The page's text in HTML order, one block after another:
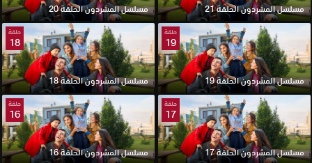
مسلسل المشردون الحلقة 21 مسلسل المشردون الحلقة 20
حلقة
19
مسلسل المشردون الحلقة 19
حلقة
18
مسلسل المشردون الحلقة 18
حلقة
17
مسلسل المشردون الحلقة 17
حلقة
16
مسلسل المشردون الحلقة 16